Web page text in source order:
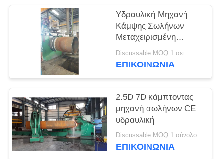
Υδραυλική Μηχανή
Κάμψης Σωλήνων
Μεταχειρισμένη
Υδραυλικός Κάμψης
Σωλήνων
Discussable MOQ:1 σετ
ΕΠΙΚΟΙΝΩΝΙΑ
2.5D 7D κάμπτοντας
μηχανή σωλήνων CE
υδραυλική
Discussable MOQ:1 σύνολο
ΕΠΙΚΟΙΝΩΝΙΑ